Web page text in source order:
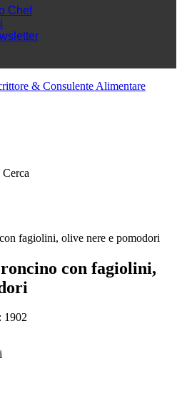
Chef
Cerca
con fagiolini,
1902